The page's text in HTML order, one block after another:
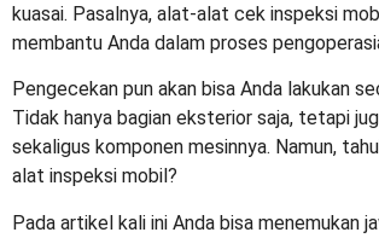
kuasai. Pasalnya, alat-alat cek inspeksi
membantu Anda dalam proses
Pengecekan pun akan bisa Anda lakukan
Tidak hanya bagian eksterior saja, tetapi
sekaligus komponen mesinnya. Namun,
alat inspeksi mobil ?
Pada artikel kali ini Anda bisa menemukan